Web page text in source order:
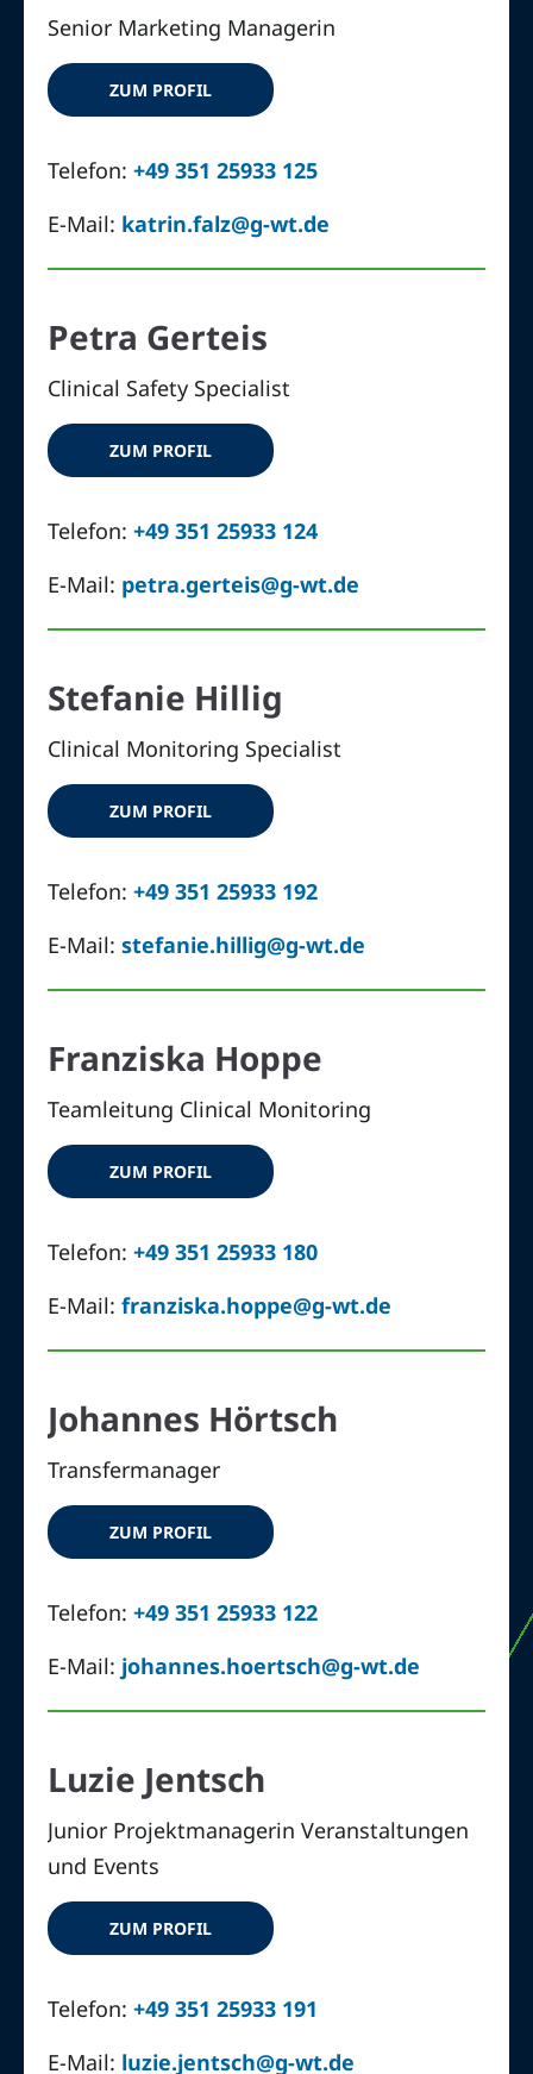
Senior Marketing Managerin
ZUM PROFIL
Telefon:+49 351 25933 125
E-Mail: katrin.falz@g-wt.de
Petra Gerteis
Clinical Safety Specialist
ZUM PROFIL
Telefon:+49 351 25933 124
E-Mail: petra.gerteis@g-wt.de
Stefanie Hillig
Clinical Monitoring Specialist
ZUM PROFIL
Telefon:+49 351 25933 192
E-Mail:stefanie.hillig@g-wt.de
Franziska Hoppe
Teamleitung Clinical Monitoring
ZUM PROFIL
Telefon:+49 351 25933 180
E-Mail:franziska.hoppe@g-wt.de
Johannes Hörtsch
Transfermanager
ZUM PROFIL
Telefon:+49 351 25933 122
E-Mail: johannes.hoertsch@g-wt.de
Luzie Jentsch
Junior Projektmanagerin Veranstaltungen
und Events
ZUM PROFIL
Telefon:+49 351 25933 191
E-Mail: luzie.jentsch@g-wt.de